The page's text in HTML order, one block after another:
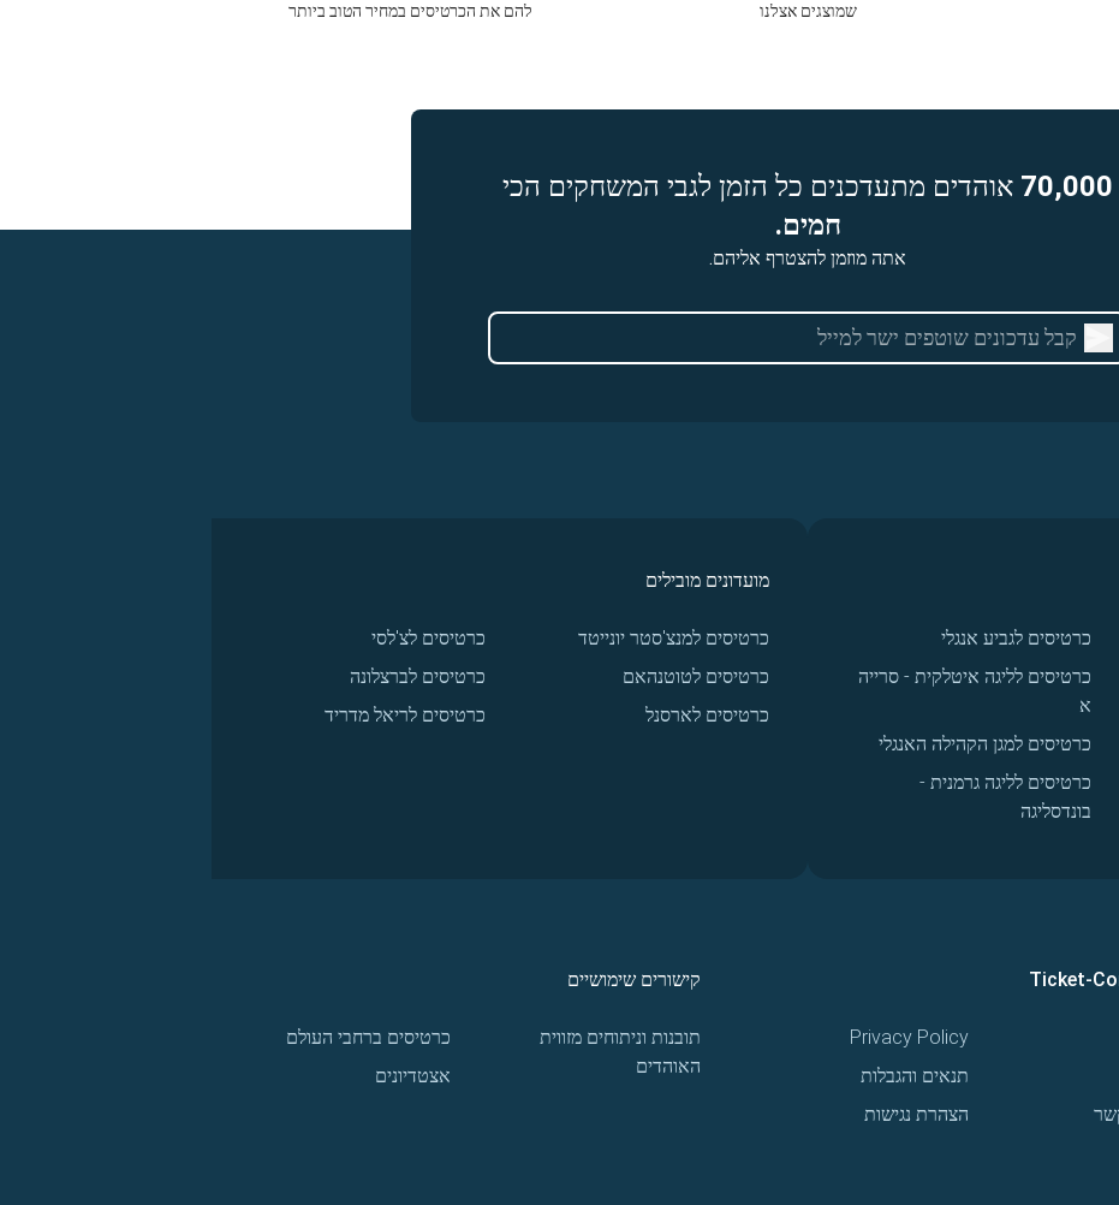
שמוצגים אצלנו
להם את הכרטיסים במחיר הטוב ביותר
70,000 אוהדים מתעדכנים כל הזמן לגבי המשחקים הכי
חמים.
אתה מוזמן להצטרף אליהם.
כרטיסים לגביע אנגלי
כרטיסים לליגה איטלקית - סרייה
א
כרטיסים למגן הקהילה האנגלי
כרטיסים לליגה גרמנית -
בונדסליגה
מועדונים מובילים
כרטיסים למנצ'סטר יונייטד
כרטיסים לטוטנהאם
כרטיסים לארסנל
כרטיסים לצ'לסי
כרטיסים לברצלונה
כרטיסים לריאל מדריד
Ticket-
Privacy Policy
תנאים והגבלות
הצהרת נגישות
קישורים שימושיים
תובנות וניתוחים מזווית
האוהדים
כרטיסים ברחבי העולם
אצטדיונים